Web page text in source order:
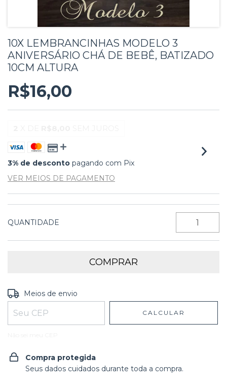
10X LEMBRANCINHAS MODELO 3
ANIVERSÁRIO CHÁ DE BEBÊ, BATIZADO
10CM ALTURA
R$16,00
3% de desconto pagando com Pix
VER MEIOS DE PAGAMENTO
QUANTIDADE
Entregas para o CEP:
Meios de envio
CALCULAR
Compra protegida
Seus dados cuidados durante toda a compra.